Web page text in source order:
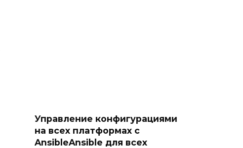
Управление конфигурациями
на всех платформах с
AnsibleAnsible для всех